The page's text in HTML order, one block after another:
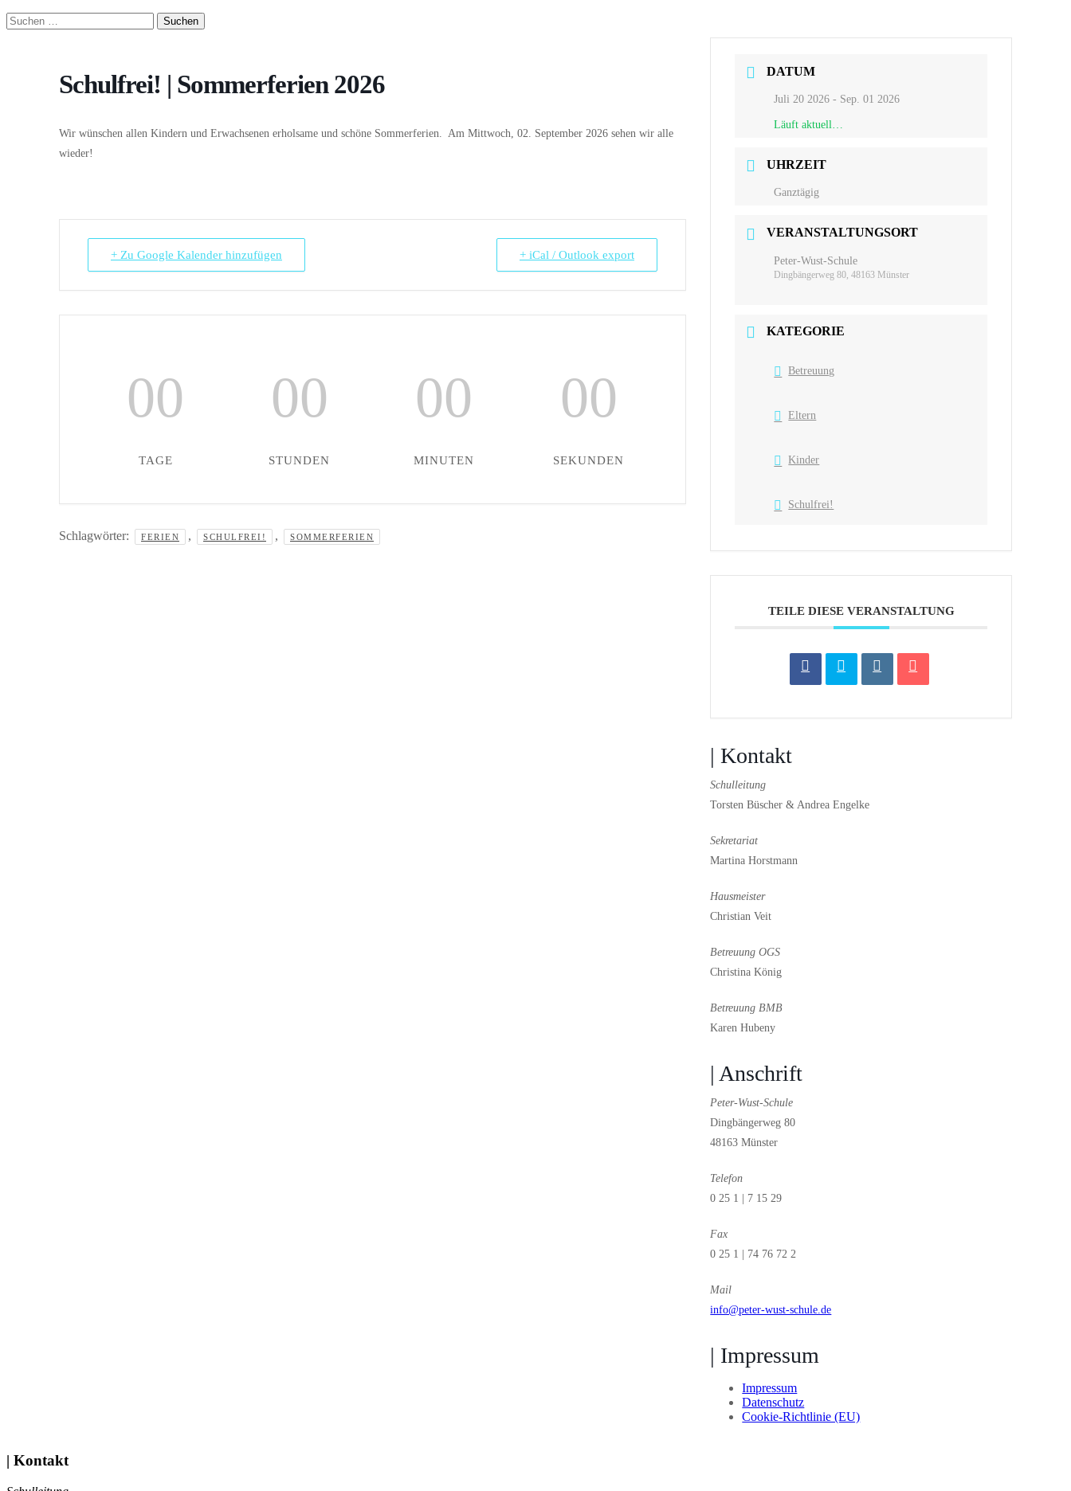
Suchen
nach:
Schulfrei! | Sommerferien 2026
Wir wünschen allen Kindern und Erwachsenen erholsame und schöne Sommerferien. Am Mittwoch, 02. September 2026 sehen wir alle
wieder!
+ Zu Google Kalender hinzufügen + iCal / Outlook export
00
TAGE
00
STUNDEN
00
MINUTEN
00
SEKUNDEN
Schlagwörter: FERIEN , SCHULFREI! , SOMMERFERIEN
DATUM
Juli 20 2026 - Sep. 01 2026
Läuft aktuell…
UHRZEIT
Ganztägig
VERANSTALTUNGSORT
Peter-Wust-Schule
Dingbängerweg 80, 48163 Münster
KATEGORIE
Betreuung
Eltern
Kinder
Schulfrei!
TEILE DIESE VERANSTALTUNG
| Kontakt
Schulleitung
Torsten Büscher & Andrea Engelke
Sekretariat
Martina Horstmann
Hausmeister
Christian Veit
Betreuung OGS
Christina König
Betreuung BMB
Karen Hubeny
| Anschrift
Peter-Wust-Schule
Dingbängerweg 80
48163 Münster
Telefon
0 25 1 | 7 15 29
Fax
0 25 1 | 74 76 72 2
Mail
info@peter-wust-schule.de
| Impressum
Impressum
Datenschutz
Cookie-Richtlinie (EU)
| Kontakt